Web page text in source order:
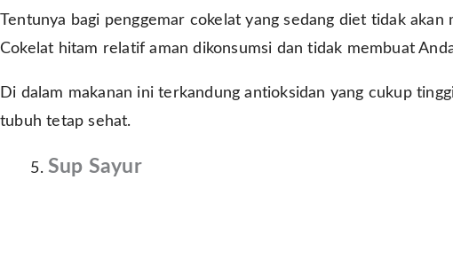
Tentunya bagi penggemar cokelat yang sedang diet tidak
Cokelat hitam relatif aman dikonsumsi dan tidak membuat
Di dalam makanan ini terkandung antioksidan yang cukup
tubuh tetap sehat.
Sup Sayur